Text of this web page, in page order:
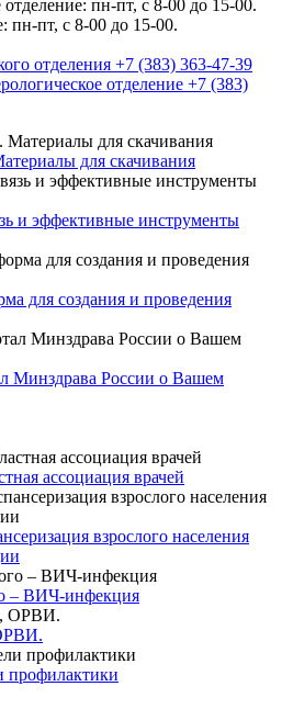
отделение: пн-пт, с 8-00 до 15-00.
пн-пт, с 8-00 до 15-00.
отделения +7 (383) 363-47-39
отделение +7 (383)
для скачивания
и эффективные инструменты
для создания и проведения
Минздрава России о Вашем
ассоциация врачей
взрослого населения
– ВИЧ-инфекция
профилактики